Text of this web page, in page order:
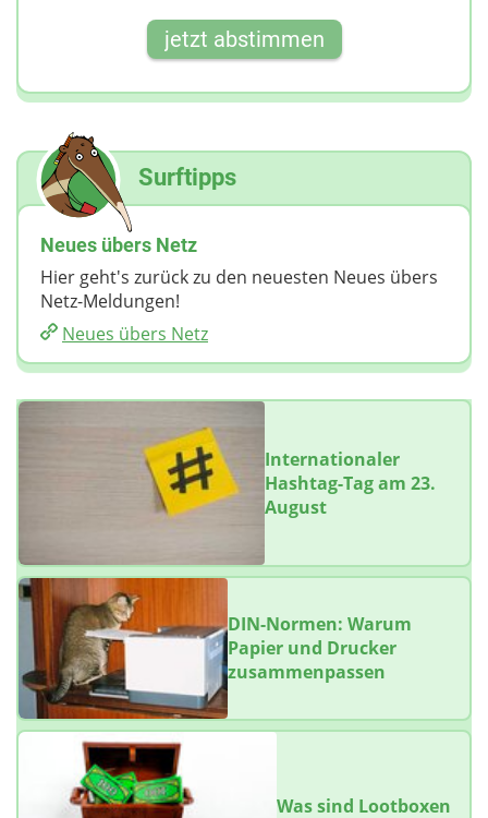
jetzt abstimmen
Surftipps
Neues übers Netz
Hier geht's zurück zu den neuesten Neues übers
Netz-Meldungen!
Neues übers Netz
Internationaler
Hashtag-Tag am 23.
August
DIN-Normen: Warum
Papier und Drucker
zusammenpassen
Was sind Lootboxen